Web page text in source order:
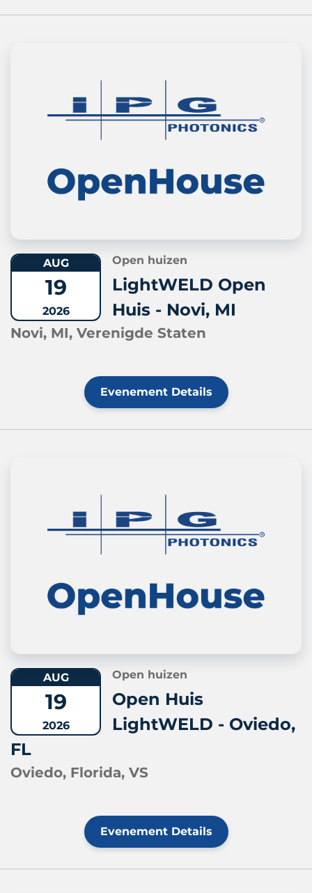
AUG
19
2026
Open huizen
LightWELD Open
Huis - Novi, MI
Novi, MI, Verenigde Staten
Evenement Details
AUG
19
2026
Open huizen
Open Huis
LightWELD - Oviedo,
FL
Oviedo, Florida, VS
Evenement Details